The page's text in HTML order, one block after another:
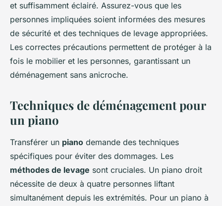
et suffisamment éclairé. Assurez-vous que les
personnes impliquées soient informées des mesures
de sécurité et des techniques de levage appropriées.
Les correctes précautions permettent de protéger à la
fois le mobilier et les personnes, garantissant un
déménagement sans anicroche.
Techniques de déménagement pour
un piano
Transférer un piano demande des techniques
spécifiques pour éviter des dommages. Les
méthodes de levage sont cruciales. Un piano droit
nécessite de deux à quatre personnes liftant
simultanément depuis les extrémités. Pour un piano à